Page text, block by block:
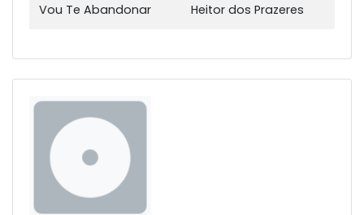
Vou Te Abandonar Heitor dos Prazeres